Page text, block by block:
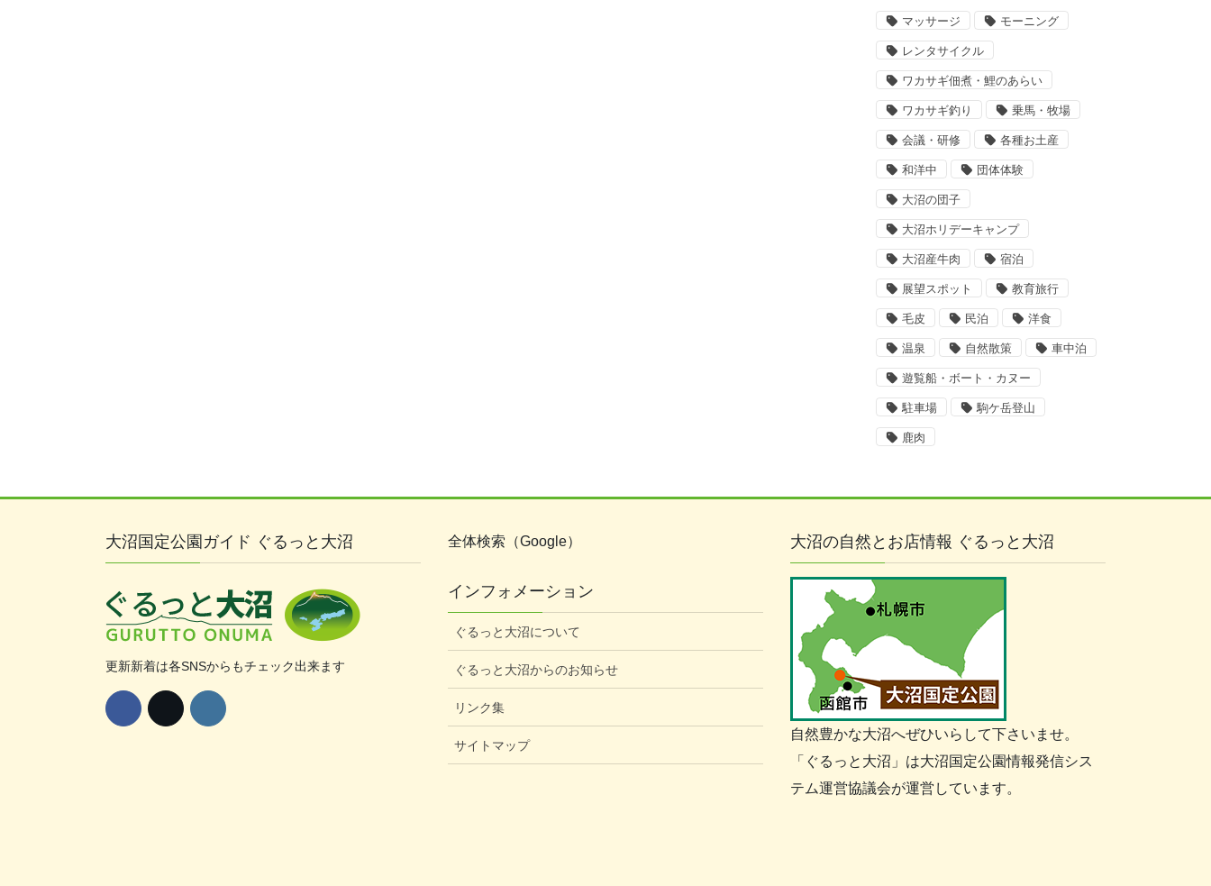
マッサージ モーニング
レンタサイクル
ワカサギ佃煮・鯉のあらい
ワカサギ釣り 乗馬・牧場
会議・研修 各種お土産
和洋中 団体体験
大沼の団子
大沼ホリデーキャンプ
大沼産牛肉 宿泊
展望スポット 教育旅行
毛皮 民泊 洋食
温泉 自然散策 車中泊
遊覧船・ボート・カヌー
駐車場 駒ケ岳登山
鹿肉
大沼国定公園ガイド ぐるっと大沼
更新新着は各SNSからもチェック出来ます
全体検索（Google）
インフォメーション
ぐるっと大沼について
ぐるっと大沼からのお知らせ
リンク集
サイトマップ
大沼の自然とお店情報 ぐるっと大沼
自然豊かな大沼へぜひいらして下さいませ。
「ぐるっと大沼」は大沼国定公園情報発信シス
テム運営協議会が運営しています。